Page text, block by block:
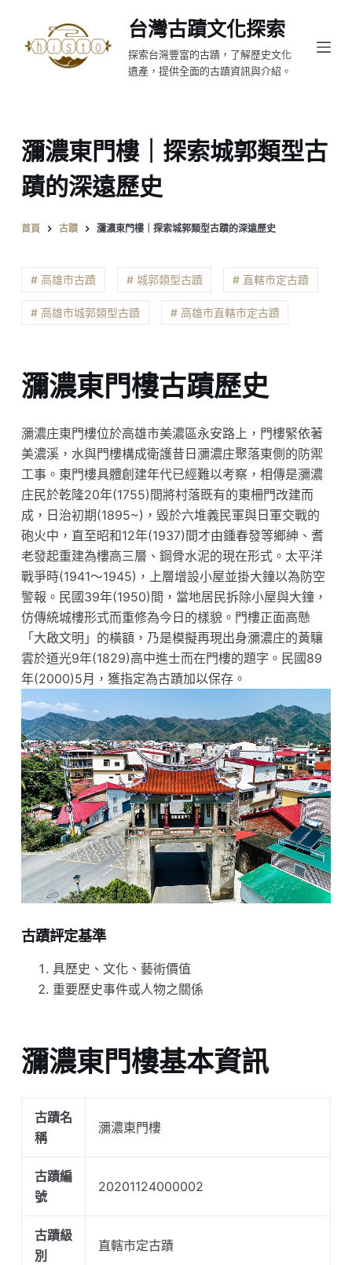
至
台灣古蹟文化探索
探索台灣豐富的古蹟，了解歷史文化
遺產，提供全面的古蹟資訊與介紹。
瀰濃東門樓｜探索城郭類型古
蹟的深遠歷史
首頁 古蹟 瀰濃東門樓｜探索城郭類型古蹟的深遠歷史
# 高雄市古蹟 # 城郭類型古蹟 # 直轄市定古蹟
# 高雄市城郭類型古蹟 # 高雄市直轄市定古蹟
瀰濃東門樓古蹟歷史
瀰濃庄東門樓位於高雄市美濃區永安路上，門樓緊依著
美濃溪，水與門樓構成衛護昔日瀰濃庄聚落東側的防禦
工事。東門樓具體創建年代已經難以考察，相傳是瀰濃
庄民於乾隆20年(1755)間將村落既有的東柵門改建而
成，日治初期(1895~)，毀於六堆義民軍與日軍交戰的
砲火中，直至昭和12年(1937)間才由鍾春發等鄉紳、耆
老發起重建為樓高三層、鋼骨水泥的現在形式。太平洋
戰爭時(1941〜1945)，上層增設小屋並掛大鐘以為防空
警報。民國39年(1950)間，當地居民拆除小屋與大鐘，
仿傳統城樓形式而重修為今日的樣貌。門樓正面高懸
「大啟文明」的橫額，乃是模擬再現出身瀰濃庄的黃驤
雲於道光9年(1829)高中進士而在門樓的題字。民國89
年(2000)5月，獲指定為古蹟加以保存。
古蹟評定基準
具歷史、文化、藝術價值
重要歷史事件或人物之關係
瀰濃東門樓基本資訊
古蹟名
稱
瀰濃東門樓
古蹟編
號
20201124000002
古蹟級
別
直轄市定古蹟